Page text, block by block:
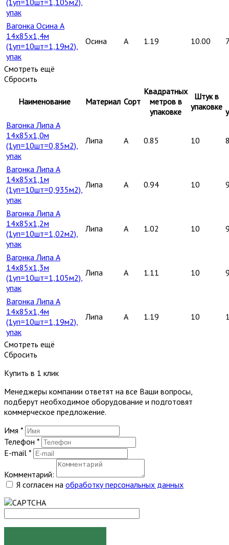
(1уп=10шт=1,105м2),
упак
Вагонка Осина А
14х85х1,4м
(1уп=10шт=1,19м2),
упак
Осина A 1.19 10.00
Смотреть ещё
Сбросить
Наименование Материал Сорт
Квадратных
метров в
упаковке
Штук в
упаковке
Вагонка Липа А
14х85х1,0м
(1уп=10шт=0,85м2),
упак
Липа A 0.85 10
Вагонка Липа А
14х85х1,1м
(1уп=10шт=0,935м2),
упак
Липа A 0.94 10
Вагонка Липа А
14х85х1,2м
(1уп=10шт=1,02м2),
упак
Липа A 1.02 10
Вагонка Липа А
14х85х1,3м
(1уп=10шт=1,105м2),
упак
Липа A 1.11 10
Вагонка Липа А
14х85х1,4м
(1уп=10шт=1,19м2),
упак
Липа A 1.19 10
Смотреть ещё
Сбросить
Купить в 1 клик
Менеджеры компании ответят на все Ваши вопросы,
подберут необходимое оборудование и подготовят
коммерческое предложение.
Имя *
Телефон *
E-mail *
Комментарий:
Я согласен на обработку персональных данных